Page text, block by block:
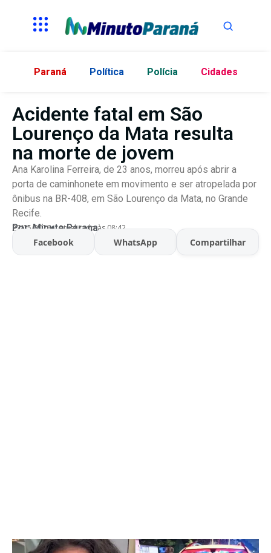
Paraná Política Polícia Cidades
Acidente fatal em São
Lourenço da Mata resulta
na morte de jovem
Ana Karolina Ferreira, de 23 anos, morreu após abrir a
porta de caminhonete em movimento e ser atropelada por
ônibus na BR-408, em São Lourenço da Mata, no Grande
Recife.
Por:Minuto Parana
27/05/2026 Atualizado às 08:42
Facebook WhatsApp Compartilhar